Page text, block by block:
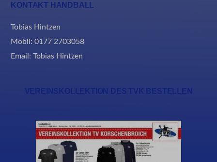
KONTAKT HANDBALL
Tobias Hintzen
Mobil: 0177 2703058
Email: Tobias Hintzen
VEREINSKOLLEKTION DES TVK BESTELLEN